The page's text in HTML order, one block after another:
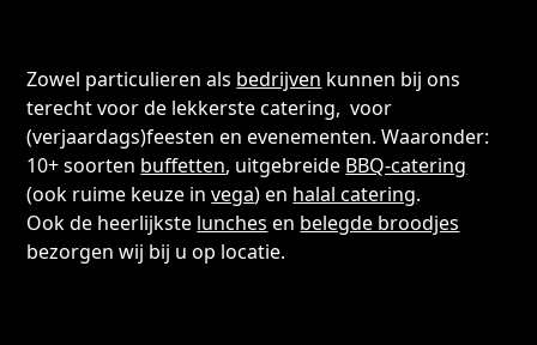
Zowel particulieren als bedrijven kunnen bij ons
terecht voor de lekkerste catering, voor
(verjaardags)feesten en evenementen. Waaronder:
10+ soorten buffetten, uitgebreide BBQ-catering
(ook ruime keuze invega) en halal catering.
Ook de heerlijkste lunches en belegde broodjes
bezorgen wij bij u op locatie.